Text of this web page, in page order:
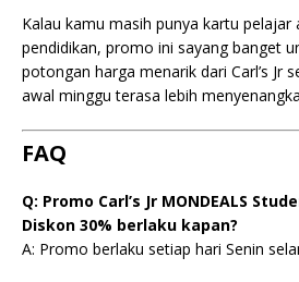
Kalau kamu masih punya kartu pelajar
pendidikan, promo ini sayang banget
potongan harga menarik dari Carl’s Jr
awal minggu terasa lebih
FAQ
Q: Promo Carl’s Jr MONDEALS
Diskon 30% berlaku kapan?
A: Promo berlaku setiap hari Senin